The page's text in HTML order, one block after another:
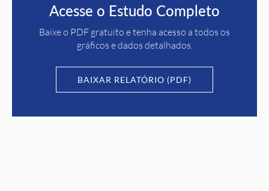
Acesse o Estudo Completo
Baixe o PDF gratuito e tenha acesso a todos os
gráficos e dados detalhados.
BAIXAR RELATÓRIO (PDF)